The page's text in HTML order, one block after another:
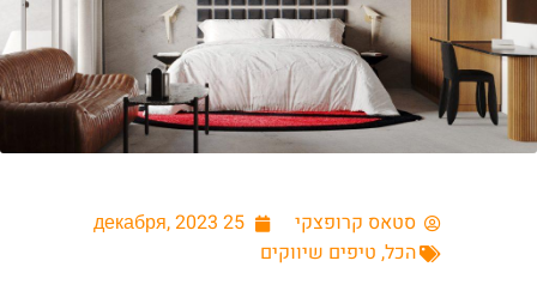
סטאס קרופצקי
25 декабря, 2023
הכל, טיפים שיווקים